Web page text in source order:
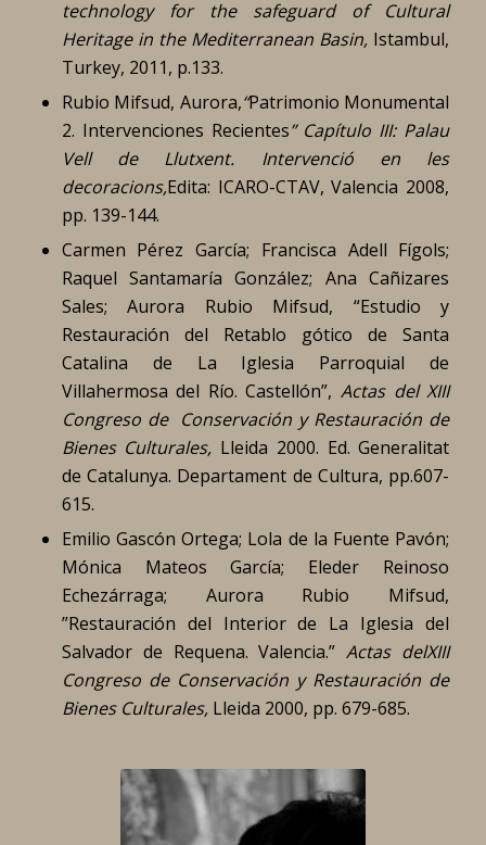
technology for the safeguard of Cultural
Heritage in the Mediterranean Basin, Istambul,
Turkey, 2011, p.133.
Rubio Mifsud, Aurora,“Patrimonio Monumental
2. Intervenciones Recientes” Capítulo III: Palau
Vell de Llutxent. Intervenció en les
decoracions,Edita: ICARO-CTAV, Valencia 2008,
pp. 139-144.
Carmen Pérez García; Francisca Adell Fígols;
Raquel Santamaría González; Ana Cañizares
Sales; Aurora Rubio Mifsud, “Estudio y
Restauración del Retablo gótico de Santa
Catalina de La Iglesia Parroquial de
Villahermosa del Río. Castellón”,Actas del XIII
Congreso de Conservación y Restauración de
Bienes Culturales, Lleida 2000. Ed. Generalitat
de Catalunya. Departament de Cultura, pp.607-
615.
Emilio Gascón Ortega; Lola de la Fuente Pavón;
Mónica Mateos García; Eleder Reinoso
Echezárraga; Aurora Rubio Mifsud,
”Restauración del Interior de La Iglesia del
Salvador de Requena. Valencia.”Actas delXIII
Congreso de Conservación y Restauración de
Bienes Culturales,Lleida 2000, pp. 679-685.